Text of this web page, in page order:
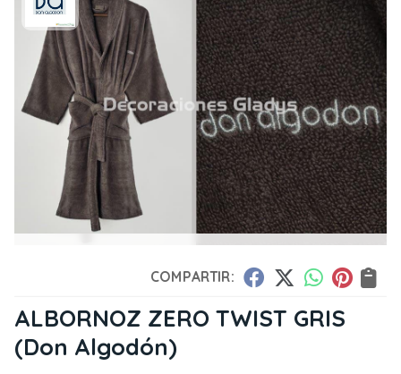
COMPARTIR:
ALBORNOZ ZERO TWIST GRIS
(Don Algodón)